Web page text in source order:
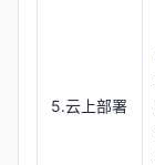
5.云上部署